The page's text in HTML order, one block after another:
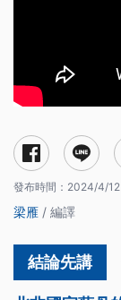
發布時間： 2024/4/
梁雁 / 編譯